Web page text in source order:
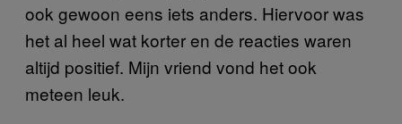
ook gewoon eens iets anders. Hiervoor was
het al heel wat korter en de reacties waren
altijd positief. Mijn vriend vond het ook
meteen leuk.